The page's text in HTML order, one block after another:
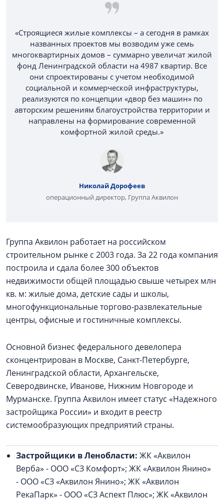
«Строящиеся жилые комплексы – а сегодня в рамках
названных проектов мы возводим уже семь
многоквартирных домов – суммарно увеличат жилой
фонд Ленинградской области на 4987 квартир. Все
они спроектированы с учетом необходимой
социальной и коммерческой инфраструктуры,
реализуются по концепции «двор без машин» по
авторским решениям благоустройства территории и
направлены на формирование современной
комфортной жилой среды.»
Николай Дорофеев
операционный директор, Группа Аквилон
Группа Аквилон работает на российском
строительном рынке с 2003 года. За 22 года компания
построила и сдала более 300 объектов
недвижимости общей площадью свыше четырех млн
кв. м: жилые дома, детские сады и школы,
многофункциональные торгово-развлекательные
центры, офисные и гостиничные комплексы.
Основной бизнес федерального девелопера
сконцентрирован в Москве, Санкт-Петербурге,
Ленинградской области, Архангельске,
Северодвинске, Иванове, Нижним Новгороде и
Мурманске. Группа Аквилон имеет статус «Надежного
застройщика России» и входит в реестр
системообразующих предприятий страны.
Застройщики в Ленобласти: ЖК «Аквилон
Верба» - ООО «СЗ Комфорт»; ЖК «Аквилон Янино»
- ООО «СЗ «Аквилон Янино»; ЖК «Аквилон
РекаПарк» - ООО «СЗ Аспект Плюс»; ЖК «Аквилон